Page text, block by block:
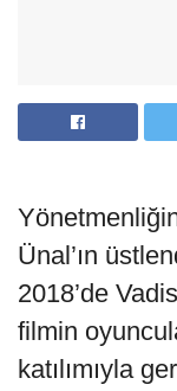
Ünal’ın
2018’de
filmin
katılımıyla